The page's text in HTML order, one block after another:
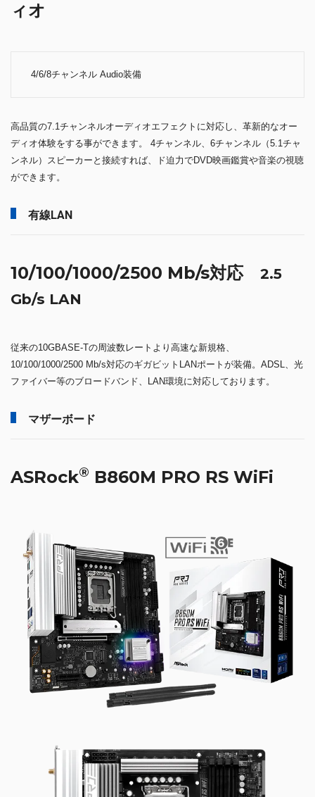
ィオ
4/6/8チャンネル Audio装備
高品質の7.1チャンネルオーディオエフェクトに対応し、革新的なオー
ディオ体験をする事ができます。 4チャンネル、6チャンネル（5.1チャ
ンネル）スピーカーと接続すれば、ド迫力でDVD映画鑑賞や音楽の視聴
ができます。
有線LAN
10/100/1000/2500 Mb/s対応 2.5
Gb/s LAN
従来の10GBASE-Tの周波数レートより高速な新規格、
10/100/1000/2500 Mb/s対応のギガビットLANポートが装備。ADSL、光
ファイバー等のブロードバンド、LAN環境に対応しております。
マザーボード
ASRock® B860M PRO RS WiFi